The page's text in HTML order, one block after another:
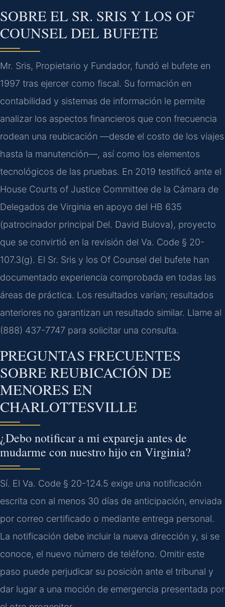
SOBRE EL SR. SRIS Y LOS OF
COUNSEL DEL BUFETE
Mr. Sris, Propietario y Fundador, fundó el bufete en
1997 tras ejercer como fiscal. Su formación en
contabilidad y sistemas de información le permite
analizar los aspectos financieros que con frecuencia
rodean una reubicación —desde el costo de los viajes
hasta la manutención—, así como los elementos
tecnológicos de las pruebas. En 2019 testificó ante el
House Courts of Justice Committee de la Cámara de
Delegados de Virginia en apoyo del HB 635
(patrocinador principal Del. David Bulova), proyecto
que se convirtió en la revisión del Va. Code § 20-
107.3(g). El Sr. Sris y los Of Counsel del bufete han
documentado experiencia comprobada en todas las
áreas de práctica. Los resultados varían; resultados
anteriores no garantizan un resultado similar. Llame al
(888) 437-7747 para solicitar una consulta.
PREGUNTAS FRECUENTES
SOBRE REUBICACIÓN DE
MENORES EN
CHARLOTTESVILLE
¿Debo notificar a mi expareja antes de
mudarme con nuestro hijo en Virginia?
Sí. El Va. Code § 20-124.5 exige una notificación
escrita con al menos 30 días de anticipación, enviada
por correo certificado o mediante entrega personal.
La notificación debe incluir la nueva dirección y, si se
conoce, el nuevo número de teléfono. Omitir este
paso puede perjudicar su posición ante el tribunal y
dar lugar a una moción de emergencia presentada por